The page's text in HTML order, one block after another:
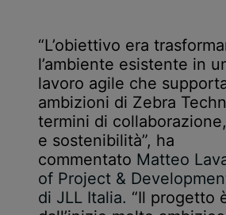
“L’obiettivo era
l’ambiente esistente in
lavoro agile che
ambizioni di Zebra
termini di
e sostenibilità”, ha
commentato Matteo
of Project &
di JLL Italia. “Il progetto